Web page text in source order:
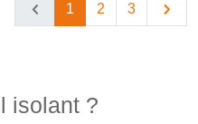
1 2 3
isolant ?